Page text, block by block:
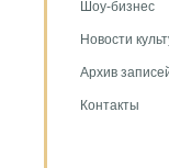
Шоу-бизнес
Новости
Архив
Контакты